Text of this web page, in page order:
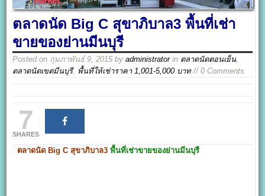
ตลาดนัด Big C สุขาภิบาล3 พื้นที่เช่า
ขายของย่านมีนบุรี
Posted on กุมภาพันธ์ 9, 2015 byadministratorin ตลาดนัดตอนเย็น,
ตลาดนัดเขตมีนบุรี, พื้นที่ให้เช่าราคา 1,001-5,000 บาท// 0 Comments
7
SHARES
ตลาดนัด Big C สุขาภิบาล3 พื้นที่เช่าขายของย่านมีนบุรี